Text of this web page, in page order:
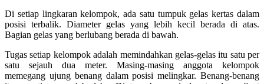
Di setiap lingkaran kelompok, ada satu tumpuk gelas kertas dalam
posisi terbalik. Diameter gelas yang lebih kecil berada di atas.
Bagian gelas yang berlubang berada di bawah.
Tugas setiap kelompok adalah memindahkan gelas-gelas itu satu per
satu sejauh dua meter. Masing-masing anggota kelompok
memegang ujung benang dalam posisi melingkar. Benang-benang